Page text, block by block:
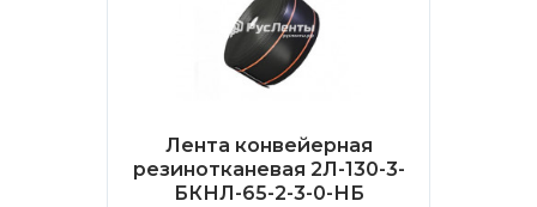
Лента конвейерная
резинотканевая 2Л-130-3-
БКНЛ-65-2-3-0-НБ